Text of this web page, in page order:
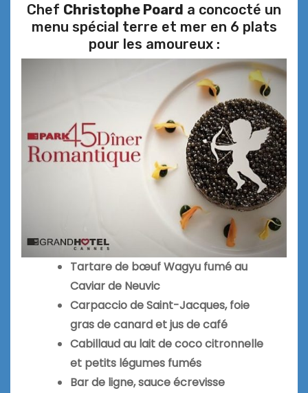
Chef Christophe Poard a concocté un
menu spécial terre et mer en 6 plats
pour les amoureux :
Tartare de bœuf Wagyu fumé au
Caviar de Neuvic
Carpaccio de Saint-Jacques, foie
gras de canard et jus de café
Cabillaud au lait de coco citronnelle
et petits légumes fumés
Bar de ligne, sauce écrevisse